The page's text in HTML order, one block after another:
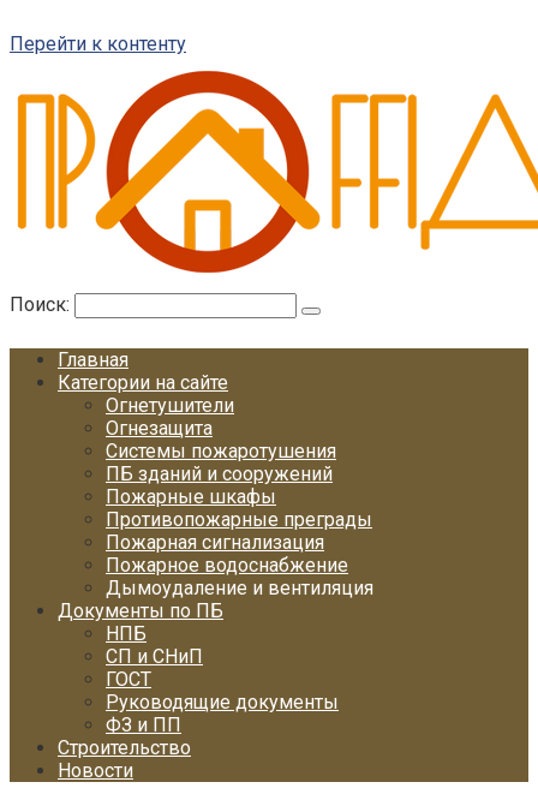
Перейти к контенту
Поиск:
Главная
Категории на сайте
Огнетушители
Огнезащита
Системы пожаротушения
ПБ зданий и сооружений
Пожарные шкафы
Противопожарные преграды
Пожарная сигнализация
Пожарное водоснабжение
Дымоудаление и вентиляция
Документы по ПБ
НПБ
СП и СНиП
ГОСТ
Руководящие документы
ФЗ и ПП
Строительство
Новости